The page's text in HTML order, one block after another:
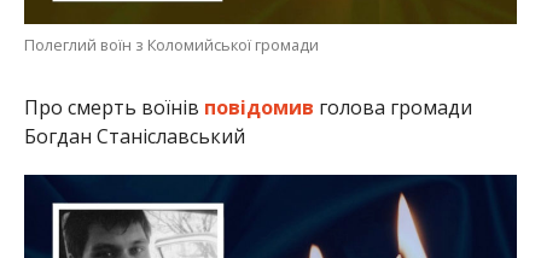
Полеглий воїн з Коломийської громади
Про смерть воїнів повідомив голова громади
Богдан Станіславський